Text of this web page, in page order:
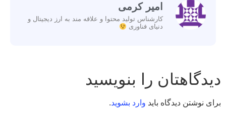
امیر کرمی
کارشناس تولید محتوا و علاقه مند به ارز دیجیتال و
دنیای فناوری
دیدگاهتان را بنویسید
برای نوشتن دیدگاه باید وارد بشوید.